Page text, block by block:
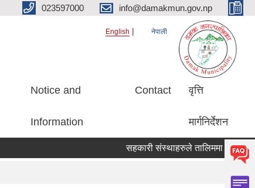
023597000 info@damakmun.gov.np
English नेपाली
Notice and
Information
Contact वृत्ति
मार्गनिर्देशन
सहकारी संस्थाहरुले तालिममा